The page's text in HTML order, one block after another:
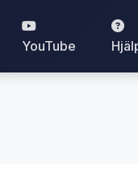
YouTube